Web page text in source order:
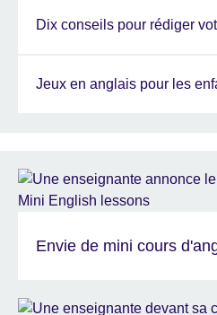
Dix conseils pour rédiger
Jeux en anglais pour les
Envie de mini cours